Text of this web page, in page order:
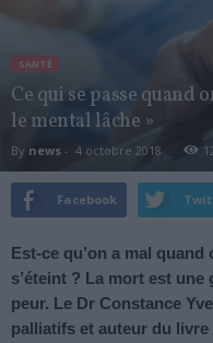
SANTÉ
Ce qui se passe quand
le mental lâche »
By news - 4 octobre 2018
Facebook
Est-ce qu’on a mal
s’éteint ? La mort est
peur. Le Dr Constance
palliatifs et auteur du